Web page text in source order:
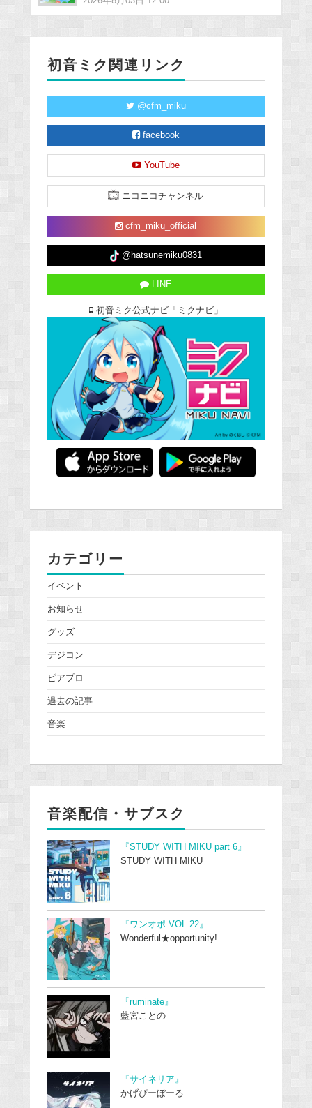
初音ミク関連リンク
@cfm_miku
facebook
YouTube
ニコニコチャンネル
cfm_miku_official
@hatsunemiku0831
LINE
初音ミク公式ナビ「ミクナビ」
カテゴリー
イベント
お知らせ
グッズ
デジコン
ピアプロ
過去の記事
音楽
音楽配信・サブスク
『STUDY WITH MIKU part 6』
STUDY WITH MIKU
『ワンオポ VOL.22』
Wonderful★opportunity!
『ruminate』
藍宮ことの
『サイネリア』
かげぴーぼーる